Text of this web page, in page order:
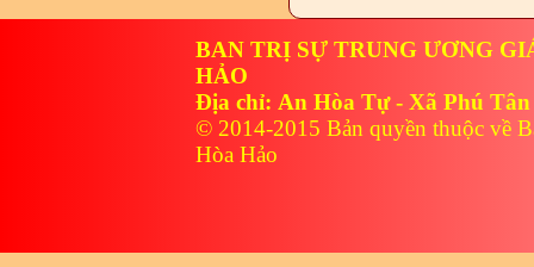
BAN TRỊ SỰ TRUNG ƯƠNG
HẢO
Địa chỉ: An Hòa Tự - Xã Phú
© 2014-2015 Bản quyền thuộc về
Hòa Hảo